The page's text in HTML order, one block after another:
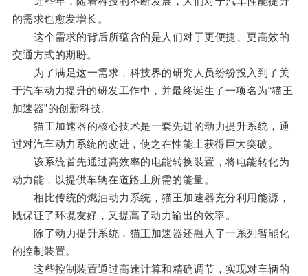
的需求也愈发增长。
这个需求的背后所蕴含的是人们对于更便捷、更高效的
交通方式的期盼。
为了满足这一需求，科技界的研究人员纷纷投入到了关
于汽车动力提升的研发工作中，并最终诞生了一项名为“猫王
加速器”的创新科技。
猫王加速器的核心技术是一套先进的动力提升系统，通
过对汽车动力系统的改进，使之在性能上获得巨大突破。
该系统首先通过高效率的电能转换装置，将电能转化为
动力能，以提供车辆在道路上所需的能量。
相比传统的燃油动力系统，猫王加速器充分利用能源，
既保证了环境友好，又提高了动力输出的效率。
除了动力提升系统，猫王加速器还融入了一系列智能化
的控制装置。
这些控制装置通过高速计算和精确调节，实现对车辆的